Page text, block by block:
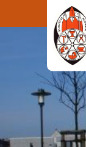
Zum Inhalt springen